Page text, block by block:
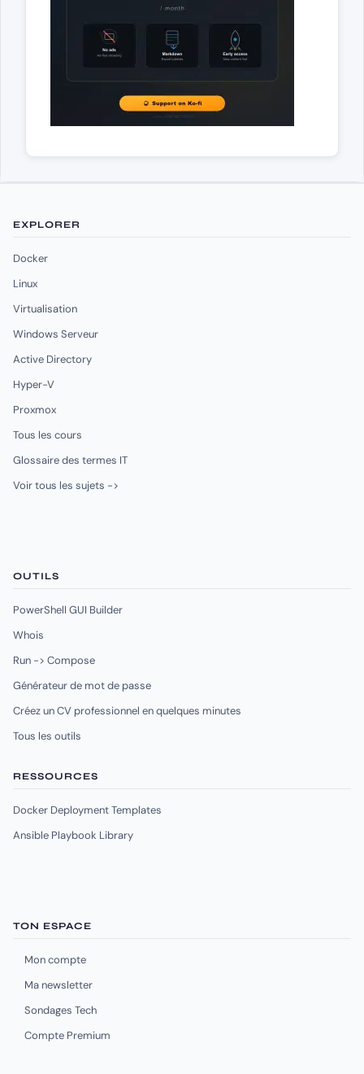
EXPLORER
Docker
Linux
Virtualisation
Windows Serveur
Active Directory
Hyper-V
Proxmox
Tous les cours
Glossaire des termes IT
Voir tous les sujets ->
OUTILS
PowerShell GUI Builder
Whois
Run -> Compose
Générateur de mot de passe
Créez un CV professionnel en quelques minutes
Tous les outils
RESSOURCES
Docker Deployment Templates
Ansible Playbook Library
TON ESPACE
Mon compte
Ma newsletter
Sondages Tech
Compte Premium